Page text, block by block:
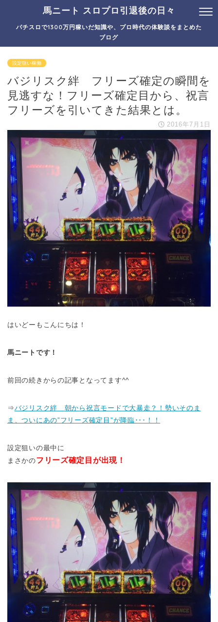
馬ニート スロプロ引退後の日々
パチスロで1300万円稼いだ知識や、プロ時代の体験談をまとめた
ブログ
設定狙い稼働
バジリスク絆 フリーズ確定の瞬間を
見逃すな！フリーズ確定目から、祝言
フリーズを引いてきた結果とは。
2016年7月1日
はいどーもこんにちは！
馬ニートです！
前回の続きからの記事となってます^^
⇒バジリスク絆 朝から祝言モードで大暴走？！勢いそのま
ま、ついにあの”フリーズ確定目”が降臨･･･！！
設定狙いの最中に
まさかのフリーズ確定目が出現！